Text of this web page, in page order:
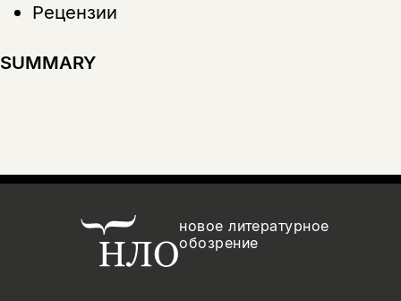
Рецензии
SUMMARY
новое литературное
обозрение